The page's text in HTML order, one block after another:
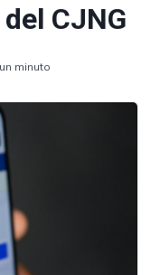
CJNG
minuto